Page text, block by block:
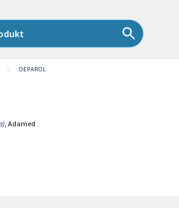
› OEPAROL
, Adamed